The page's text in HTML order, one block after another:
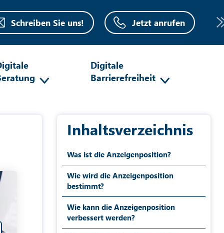
Schreiben Sie uns! Jetzt anrufen
Digitale
Barrierefreiheit
Inhaltsverzeichnis
Was ist die Anzeigenposition?
Wie wird die Anzeigenposition
bestimmt?
Wie kann die Anzeigenposition
verbessert werden?